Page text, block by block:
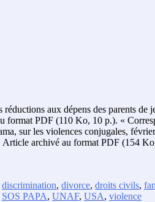
aux dépens des parents de
format PDF (110 Ko, 10 p.). «
sur les violences conjugales,
Article archivé au format PDF (154
discrimination, divorce, droits civils,
SOS PAPA, UNAF, USA, violence